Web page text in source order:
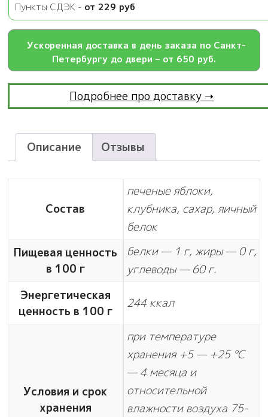
Пункты СДЭК - от 229 руб
Ускоренная доставка в день заказа по Санкт-
Петербургу до двери – от 650 руб.
Подробнее про доставку ➝
Описание Отзывы
Состав
печеные яблоки,
клубника, сахар, яичный
белок
Пищевая ценность
в 100 г
белки — 1 г, жиры — 0 г,
углеводы — 60 г.
Энергетическая
ценность в 100 г
244 ккал
Условия и срок
хранения
при температуре
хранения +5 — +25 °C
— 4 месяца и
относительной
влажности воздуха 75-